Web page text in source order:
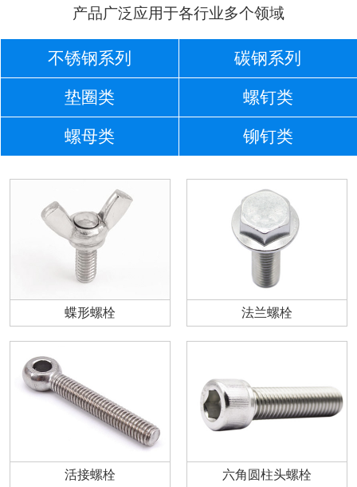
产品广泛应用于各行业多个领域
不锈钢系列 碳钢系列
垫圈类 螺钉类
螺母类 铆钉类
蝶形螺栓 法兰螺栓
活接螺栓 六角圆柱头螺栓